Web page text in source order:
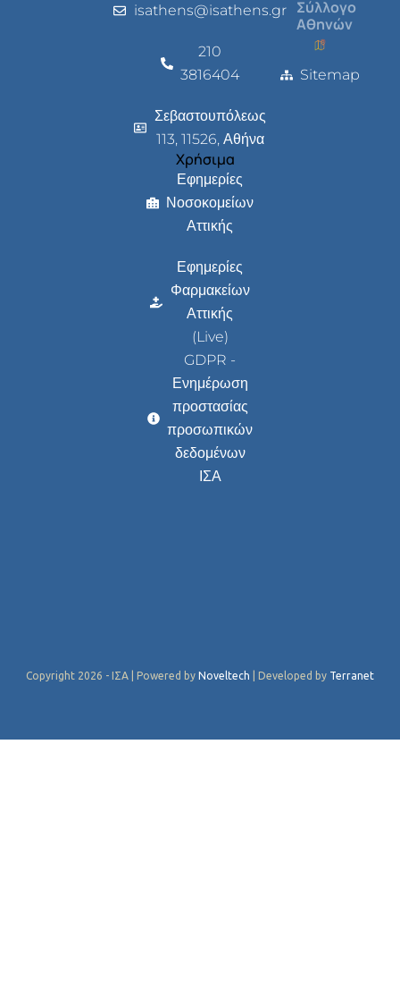
isathens@isathens.gr
210
3816404
Σεβαστουπόλεως
113, 11526, Αθήνα
Χρήσιμα
Εφημερίες
Νοσοκομείων
Αττικής
Εφημερίες
Φαρμακείων
Αττικής
(Live)
GDPR -
Ενημέρωση
προστασίας
προσωπικών
δεδομένων
ΙΣΑ
Σύλλογο
Αθηνών
Sitemap
Copyright 2026 - ΙΣΑ | Powered by Noveltech | Developed by Terranet